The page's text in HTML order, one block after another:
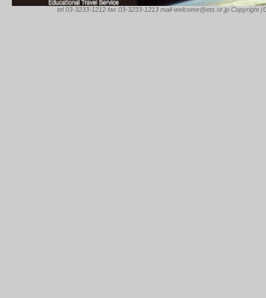
tel 03-3233-1212 fax 03-3233-1213 mail-welcome@ets.or.jp Copyright